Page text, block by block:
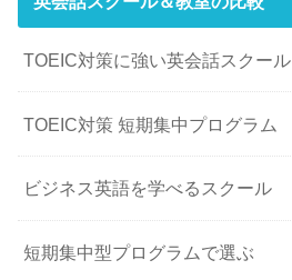
TOEIC対策に強い英会話スクール
TOEIC対策 短期集中プログラム
ビジネス英語を学べるスクール
短期集中型プログラムで選ぶ